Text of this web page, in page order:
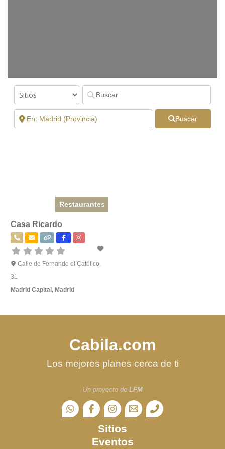
Buscar
Restaurantes
Casa Ricardo
Calle de Fernando el Católico,
31
Madrid Capital, Madrid
Cabila.com
Los mejores planes cerca de ti
Un proyecto de LFM
Sitios
Eventos